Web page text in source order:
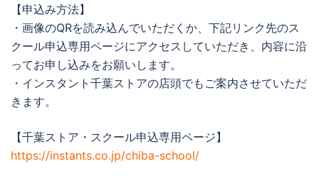
【申込み方法】
・画像のQRを読み込んでいただくか、下記リンク先のス
クール申込専用ページにアクセスしていただき、内容に沿
ってお申し込みをお願いします。
・インスタント千葉ストアの店頭でもご案内させていただ
きます。
【千葉ストア・スクール申込専用ページ】
https://instants.co.jp/chiba-school/